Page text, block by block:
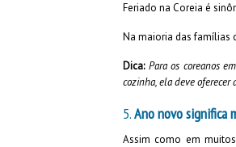
Feriado na Coreia é
Na maioria das famílias
Dica: Para os coreanos
cozinha, ela deve oferecer
5.Ano novo significa
Assim como em